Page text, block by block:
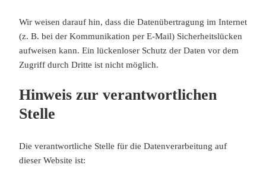
Wir weisen darauf hin, dass die Datenübertragung im Internet
(z. B. bei der Kommunikation per E-Mail) Sicherheitslücken
aufweisen kann. Ein lückenloser Schutz der Daten vor dem
Zugriff durch Dritte ist nicht möglich.
Hinweis zur verantwortlichen
Stelle
Die verantwortliche Stelle für die Datenverarbeitung auf
dieser Website ist: